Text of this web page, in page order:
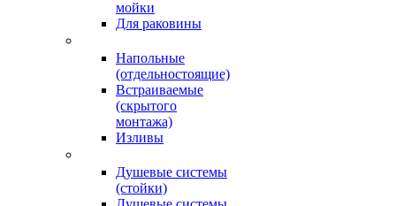
мойки
Для раковины
Напольные
(отдельностоящие)
Встраиваемые
(скрытого
монтажа)
Изливы
Душевые системы
(стойки)